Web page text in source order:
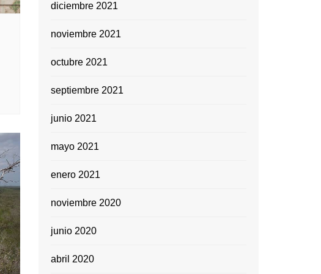
diciembre 2021
noviembre 2021
octubre 2021
septiembre 2021
junio 2021
mayo 2021
enero 2021
noviembre 2020
junio 2020
abril 2020